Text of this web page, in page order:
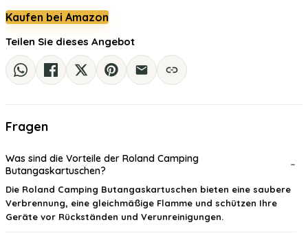
Kaufen bei Amazon
Teilen Sie dieses Angebot
Fragen
Was sind die Vorteile der Roland Camping
Butangaskartuschen?
Die Roland Camping Butangaskartuschen bieten eine saubere
Verbrennung, eine gleichmäßige Flamme und schützen Ihre
Geräte vor Rückständen und Verunreinigungen.